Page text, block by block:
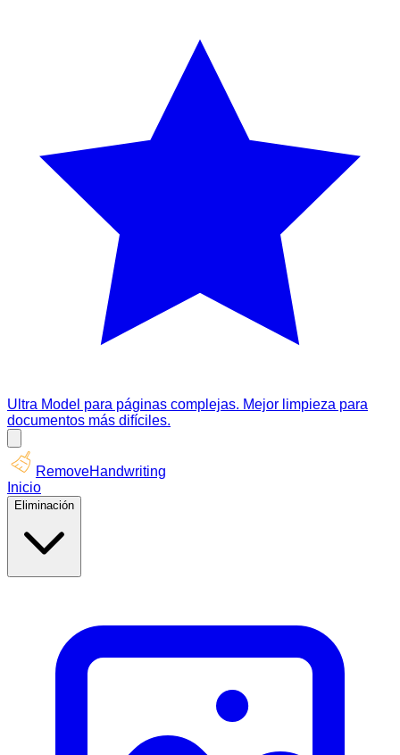
Ultra Model para páginas complejas. Mejor limpieza para
documentos más difíciles.
RemoveHandwriting
Inicio
Eliminación